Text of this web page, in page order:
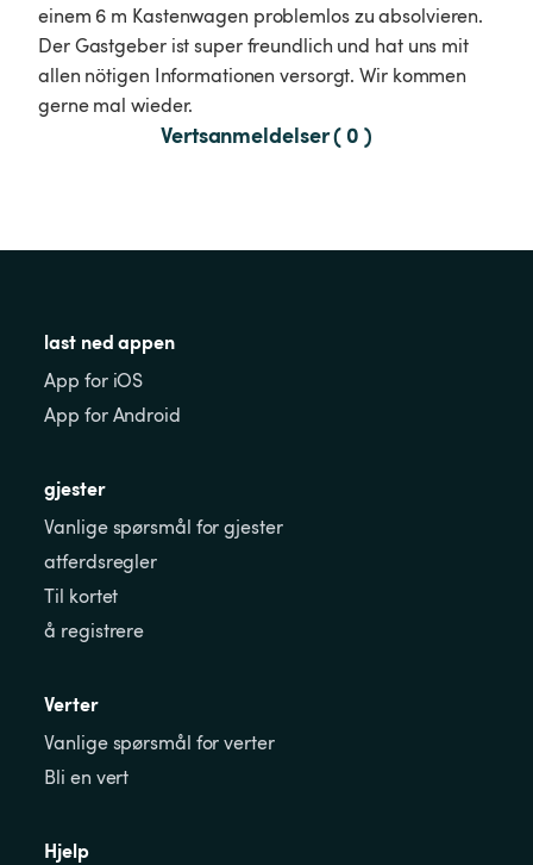
einem 6 m Kastenwagen problemlos zu absolvieren.
Der Gastgeber ist super freundlich und hat uns mit
allen nötigen Informationen versorgt. Wir kommen
gerne mal wieder.
Vertsanmeldelser ( 0 )
last ned appen
App for iOS
App for Android
gjester
Vanlige spørsmål for gjester
atferdsregler
Til kortet
å registrere
Verter
Vanlige spørsmål for verter
Bli en vert
Hjelp